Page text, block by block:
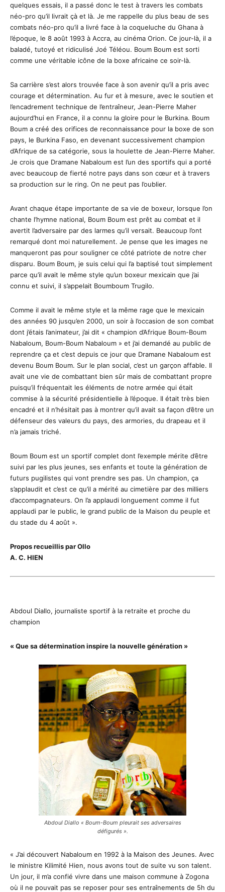
quelques essais, il a passé donc le test à travers les combats
néo-pro qu’il livrait çà et là. Je me rappelle du plus beau de ses
combats néo-pro qu’il a livré face à la coqueluche du Ghana à
l’époque, le 8 août 1993 à Accra, au cinéma Orion. Ce jour-là, il a
baladé, tutoyé et ridiculisé Joé Téléou. Boum Boum est sorti
comme une véritable icône de la boxe africaine ce soir-là.
Sa carrière s’est alors trouvée face à son avenir qu’il a pris avec
courage et détermination. Au fur et à mesure, avec le soutien et
l’encadrement technique de l’entraîneur, Jean-Pierre Maher
aujourd’hui en France, il a connu la gloire pour le Burkina. Boum
Boum a créé des orifices de reconnaissance pour la boxe de son
pays, le Burkina Faso, en devenant successivement champion
d’Afrique de sa catégorie, sous la houlette de Jean-Pierre Maher.
Je crois que Dramane Nabaloum est l’un des sportifs qui a porté
avec beaucoup de fierté notre pays dans son cœur et à travers
sa production sur le ring. On ne peut pas l’oublier.
Avant chaque étape importante de sa vie de boxeur, lorsque l’on
chante l’hymne national, Boum Boum est prêt au combat et il
avertit l’adversaire par des larmes qu’il versait. Beaucoup l’ont
remarqué dont moi naturellement. Je pense que les images ne
manqueront pas pour souligner ce côté patriote de notre cher
disparu. Boum Boum, je suis celui qui l’a baptisé tout simplement
parce qu’il avait le même style qu’un boxeur mexicain que j’ai
connu et suivi, il s’appelait Boumboum Trugilo.
Comme il avait le même style et la même rage que le mexicain
des années 90 jusqu’en 2000, un soir à l’occasion de son combat
dont j’étais l’animateur, j’ai dit « champion d’Afrique Boum-Boum
Nabaloum, Boum-Boum Nabaloum » et j’ai demandé au public de
reprendre ça et c’est depuis ce jour que Dramane Nabaloum est
devenu Boum Boum. Sur le plan social, c’est un garçon affable. Il
avait une vie de combattant bien sûr mais de combattant propre
puisqu’il fréquentait les éléments de notre armée qui était
commise à la sécurité présidentielle à l’époque. Il était très bien
encadré et il n’hésitait pas à montrer qu’il avait sa façon d’être un
défenseur des valeurs du pays, des armories, du drapeau et il
n’a jamais triché.
Boum Boum est un sportif complet dont l’exemple mérite d’être
suivi par les plus jeunes, ses enfants et toute la génération de
futurs pugilistes qui vont prendre ses pas. Un champion, ça
s’applaudit et c’est ce qu’il a mérité au cimetière par des milliers
d’accompagnateurs. On l’a applaudi longuement comme il fut
applaudi par le public, le grand public de la Maison du peuple et
du stade du 4 août ».
Propos recueillis par Ollo
A. C. HIEN
Abdoul Diallo, journaliste sportif à la retraite et proche du
champion
« Que sa détermination inspire la nouvelle génération »
Abdoul Diallo « Boum-Boum pleurait ses adversaires
défigurés ».
« J’ai découvert Nabaloum en 1992 à la Maison des Jeunes. Avec
le ministre Kilimité Hien, nous avons tout de suite vu son talent.
Un jour, il m’a confié vivre dans une maison commune à Zogona
où il ne pouvait pas se reposer pour ses entraînements de 5h du